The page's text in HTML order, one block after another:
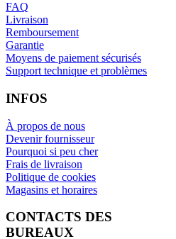
FAQ
Livraison
Remboursement
Garantie
Moyens de paiement sécurisés
Support technique et problèmes
INFOS
À propos de nous
Devenir fournisseur
Pourquoi si peu cher
Frais de livraison
Politique de cookies
Magasins et horaires
CONTACTS DES
BUREAUX